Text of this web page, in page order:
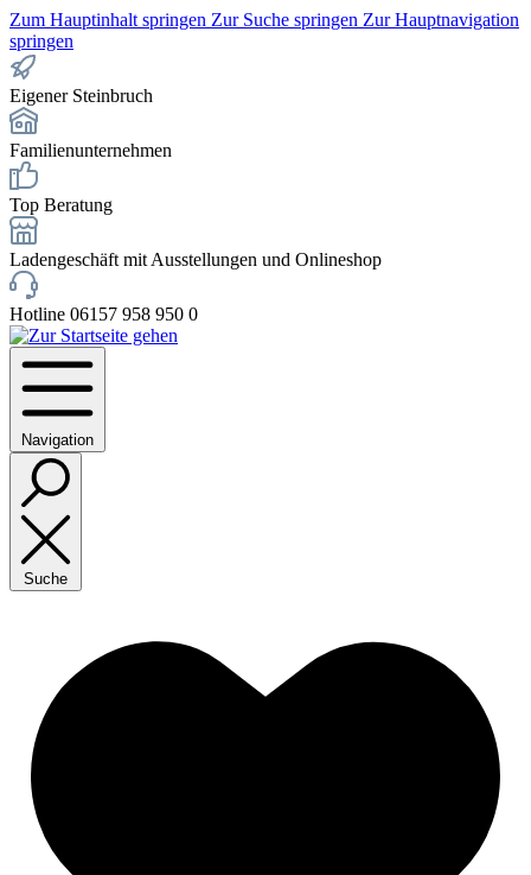
Zum Hauptinhalt springen Zur Suche springen Zur Hauptnavigation
springen
Eigener Steinbruch
Familienunternehmen
Top Beratung
Ladengeschäft mit Ausstellungen und Onlineshop
Hotline 06157 958 950 0
Navigation
Suche